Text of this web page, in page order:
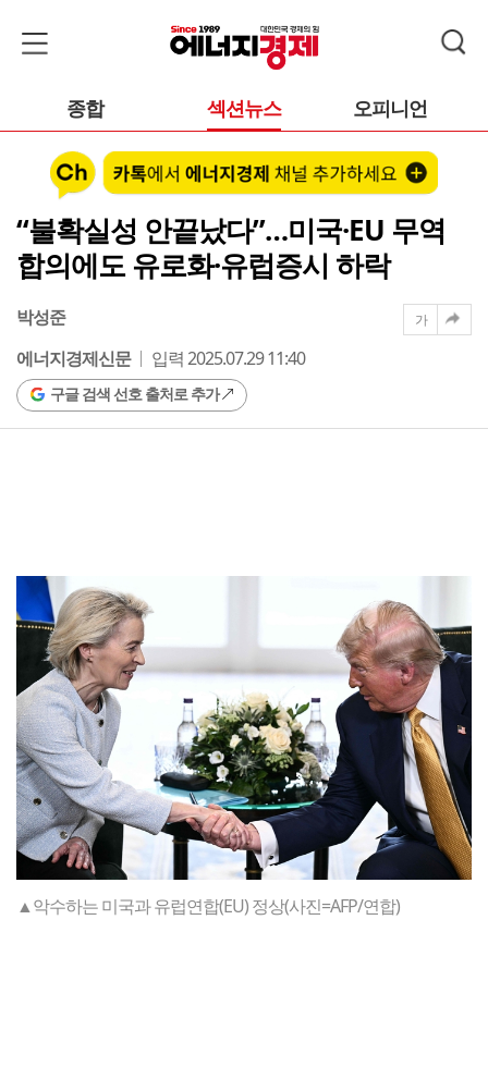
종합 섹션뉴스 오피니언
“불확실성 안끝났다”…미국·EU 무역
합의에도 유로화·유럽증시 하락
박성준
에너지경제신문
입력 2025.07.29 11:40
구글 검색 선호 출처로 추가
가
▲악수하는 미국과 유럽연합(EU) 정상(사진=AFP/연합)